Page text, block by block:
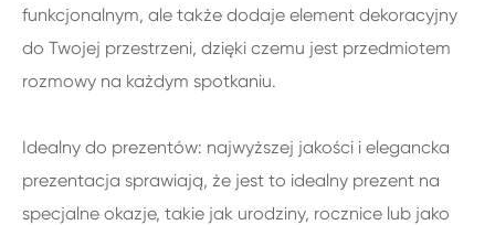
funkcjonalnym, ale także dodaje element dekoracyjny
do Twojej przestrzeni, dzięki czemu jest przedmiotem
rozmowy na każdym spotkaniu.
Idealny do prezentów: najwyższej jakości i elegancka
prezentacja sprawiają, że jest to idealny prezent na
specjalne okazje, takie jak urodziny, rocznice lub jako